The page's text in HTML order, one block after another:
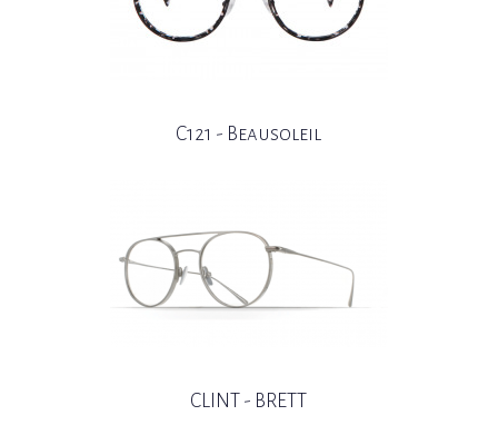
C121 - Beausoleil
CLINT - BRETT